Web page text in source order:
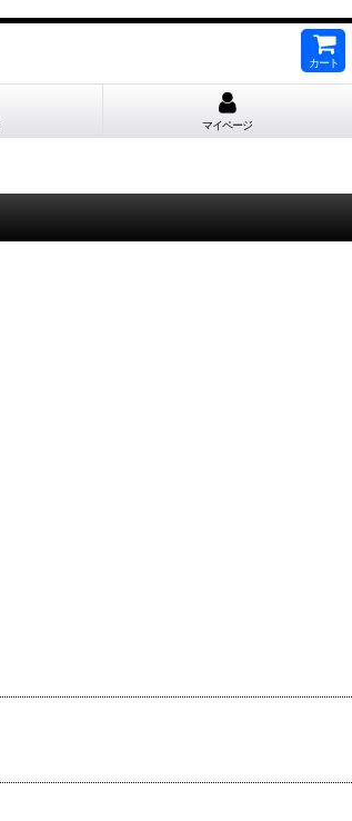
カート
マイページ